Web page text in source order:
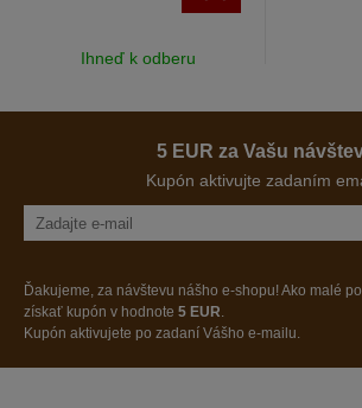
Ihneď k odberu
5 EUR za Vašu
Kupón aktivujte zadaním
Ďakujeme, za návštevu nášho e-shopu! Ako malé
získať kupón v hodnote 5 EUR.
Kupón aktivujete po zadaní Vášho e-mailu.